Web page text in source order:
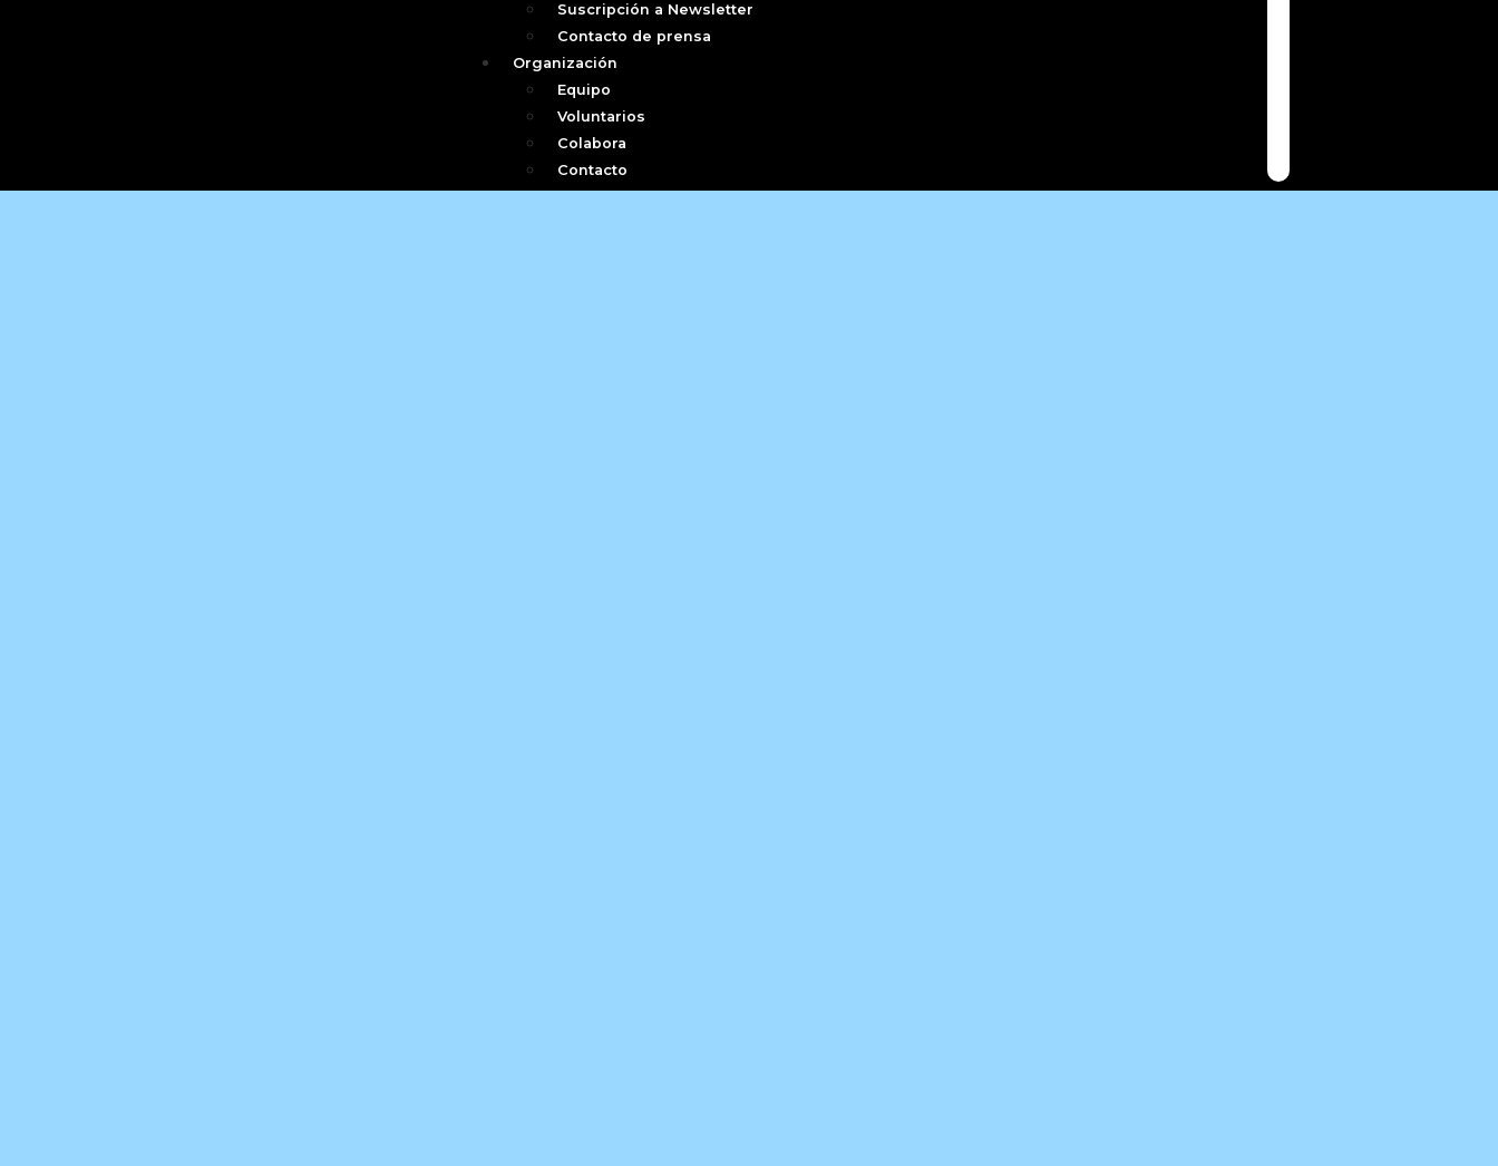
Suscripción a Newsletter
Contacto de prensa
Organización
Equipo
Voluntarios
Colabora
Contacto